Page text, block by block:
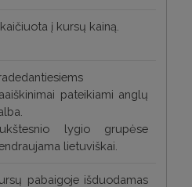
į kursų kainą.
pateikiami anglų
lygio grupėse
lietuviškai.
pabaigoje išduodamas